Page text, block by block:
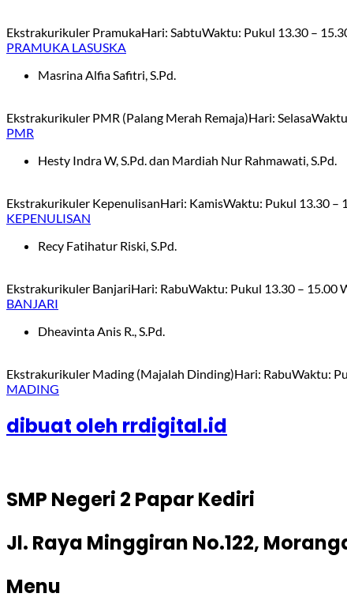
Ekstrakurikuler PramukaHari: SabtuWaktu: Pukul 13.30 – 15.30
PRAMUKA LASUSKA
Masrina Alfia Safitri, S.Pd.
Ekstrakurikuler PMR (Palang Merah Remaja)Hari: SelasaWaktu:
PMR
Hesty Indra W, S.Pd. dan Mardiah Nur Rahmawati, S.Pd.
Ekstrakurikuler KepenulisanHari: KamisWaktu: Pukul 13.30 –
KEPENULISAN
Recy Fatihatur Riski, S.Pd.
Ekstrakurikuler BanjariHari: RabuWaktu: Pukul 13.30 – 15.00
BANJARI
Dheavinta Anis R., S.Pd.
Ekstrakurikuler Mading (Majalah Dinding)Hari: RabuWaktu:
MADING
dibuat oleh rrdigital.id
SMP Negeri 2 Papar Kediri
Jl. Raya Minggiran No.122,
Menu